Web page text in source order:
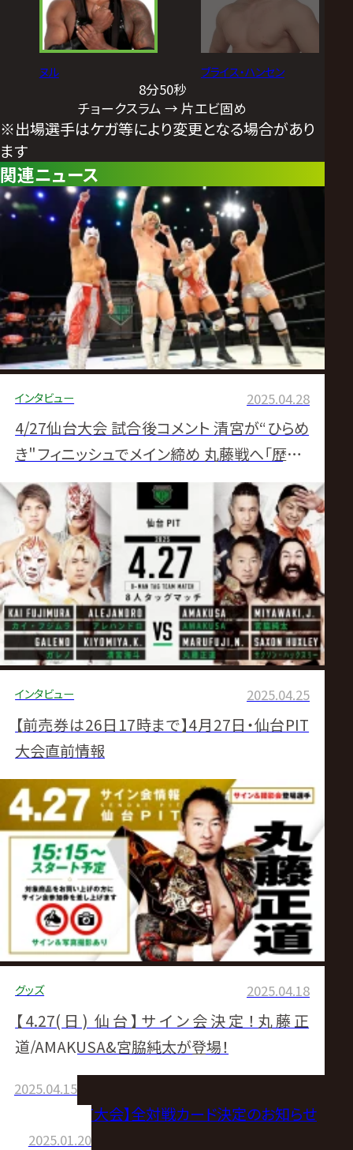
ヌル ブライス・ハンセン
8分50秒
チョークスラム → 片エビ固め
※出場選手はケガ等により変更となる場合があり
ます
関連ニュース
インタビュー 2025.04.28
4/27仙台大会 試合後コメント 清宮が“ひらめ
き"フィニッシュでメイン締め 丸藤戦へ「歴史、
未来への思い我が身に刻む」
インタビュー 2025.04.25
【前売券は26日17時まで】4月27日・仙台PIT
大会直前情報
グッズ 2025.04.18
【4.27(日) 仙台】サイン会決定！丸藤正
道/AMAKUSA&宮脇純太が登場！
2025.04.15
【4.27 仙台PIT大会】全対戦カード決定のお知らせ
2025.01.20